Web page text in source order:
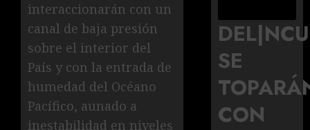
interaccionarán con un
canal de baja presión
sobre el interior del
País y con la entrada de
humedad del Océano
Pacífico, aunado a
inestabilidad en niveles
SE
CON